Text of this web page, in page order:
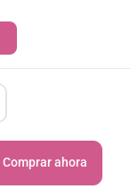
Comprar ahora